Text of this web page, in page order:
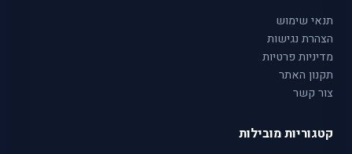
תנאי שימוש
הצהרת נגישות
מדיניות פרטיות
תקנון האתר
צור קשר
קטגוריות מובילות